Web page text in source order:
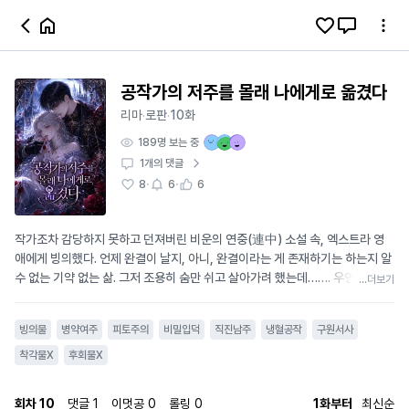
공작가의 저주를 몰래 나에게로 옮겼다
리마·로판·10화
189명 보는 중
1개의 댓글
8· 6· 6
작가조차 감당하지 못하고 던져버린 비운의 연중(連中) 소설 속, 엑스트라 영
애에게 빙의했다. 언제 완결이 날지, 아니, 완결이라는 게 존재하기는 하는지 알
수 없는 기약 없는 삶. 그저 조용히 숨만 쉬고 살아가려 했는데……. 우연히 마주
순간을 잊지 못해, 공작가의 대를 이어 내려오는 끔찍한 저주를 몰래 제 몸으로
옮겨왔다. 그 대가로 찾아온 갑작스러운 각혈과 시한부 같은 병약함. 하지만 걱
...더보기
빙의물 병약여주 피토주의 비밀입덕 직진남주 냉혈공작
구원서사
착각물X
후회물X
회차10 댓글 1 이멋공 0 롤링 0 1화부터 최신순